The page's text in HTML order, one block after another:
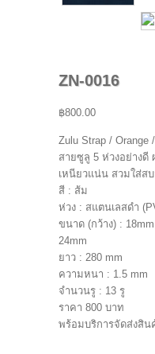
ZN-0016
฿800.00
Zulu Strap / Orange
สายซูลู 5 ห่วงอย่าง
เหนียวแน่น สวมใส่ส
สี : ส้ม
ห่วง : สแตนเลสดำ
ขนาด (กว้าง) :
24mm
ยาว : 280 mm
ความหนา : 1.5 mm
จำนวนรู : 13 รู
ราคา 800 บาท
พร้อมบริการจัดส่งสิน